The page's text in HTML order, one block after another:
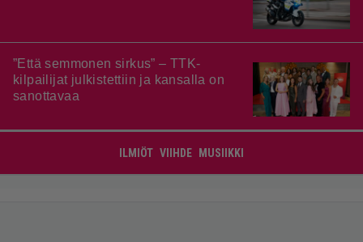
”Että semmonen sirkus” – TTK-
kilpailijat julkistettiin ja kansalla on
sanottavaa
ILMIÖT VIIHDE MUSIIKKI